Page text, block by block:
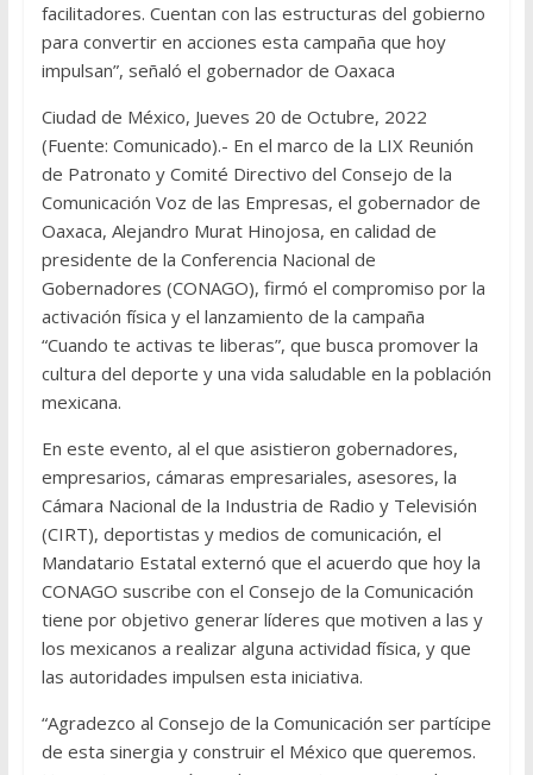
facilitadores. Cuentan con las estructuras del gobierno
para convertir en acciones esta campaña que hoy
impulsan”, señaló el gobernador de Oaxaca
Ciudad de México, Jueves 20 de Octubre, 2022
(Fuente: Comunicado).- En el marco de la LIX Reunión
de Patronato y Comité Directivo del Consejo de la
Comunicación Voz de las Empresas, el gobernador de
Oaxaca, Alejandro Murat Hinojosa, en calidad de
presidente de la Conferencia Nacional de
Gobernadores (CONAGO), firmó el compromiso por la
activación física y el lanzamiento de la campaña
“Cuando te activas te liberas”, que busca promover la
cultura del deporte y una vida saludable en la población
mexicana.
En este evento, al el que asistieron gobernadores,
empresarios, cámaras empresariales, asesores, la
Cámara Nacional de la Industria de Radio y Televisión
(CIRT), deportistas y medios de comunicación, el
Mandatario Estatal externó que el acuerdo que hoy la
CONAGO suscribe con el Consejo de la Comunicación
tiene por objetivo generar líderes que motiven a las y
los mexicanos a realizar alguna actividad física, y que
las autoridades impulsen esta iniciativa.
“Agradezco al Consejo de la Comunicación ser partícipe
de esta sinergia y construir el México que queremos.